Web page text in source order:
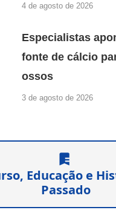
4 de agosto de 2026
Especialistas
fonte de cálcio
ossos
3 de agosto de 2026
Educação e
Passado